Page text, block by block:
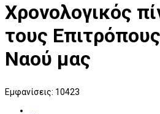
Χρονολογικός
τους
Ναού μας
Εμφανίσεις: 10423